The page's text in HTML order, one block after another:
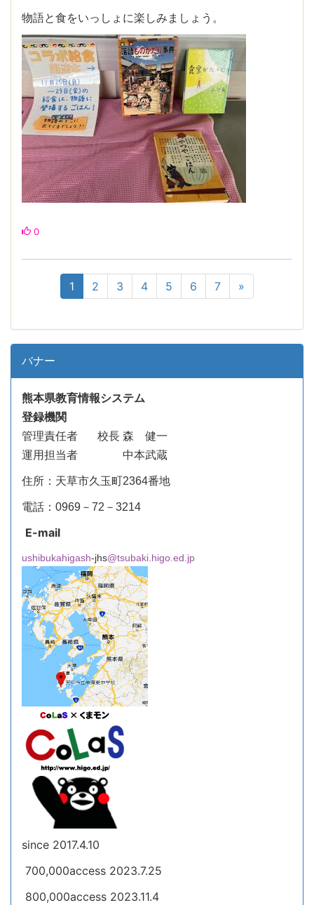
物語と食をいっしょに楽しみましょう。
0
1 2 3 4 5 6 7 »
バナー
熊本県教育情報システム
登録機関
管理責任者 校長 森 健一
運用担当者 中本武蔵
住所：天草市久玉町2364番地
電話：0969－72－3214
E-mail
ushibukahigash-jhs@tsubaki.higo.ed.jp
since 2017.4.10
700,000access 2023.7.25
800,000access 2023.11.4